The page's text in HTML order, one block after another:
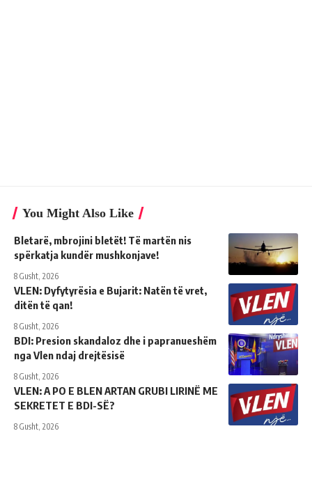
You Might Also Like
Bletarë, mbrojini bletët! Të martën nis
spërkatja kundër mushkonjave!
8 Gusht, 2026
VLEN: Dyfytyrësia e Bujarit: Natën të vret,
ditën të qan!
8 Gusht, 2026
BDI: Presion skandaloz dhe i papranueshëm
nga Vlen ndaj drejtësisë
8 Gusht, 2026
VLEN: A PO E BLEN ARTAN GRUBI LIRINË ME
SEKRETET E BDI-SË?
8 Gusht, 2026